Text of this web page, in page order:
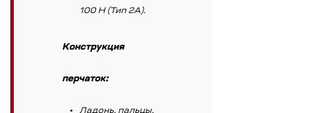
100 Н (Тип 2А).
Конструкция
перчаток:
Ладонь, пальцы,